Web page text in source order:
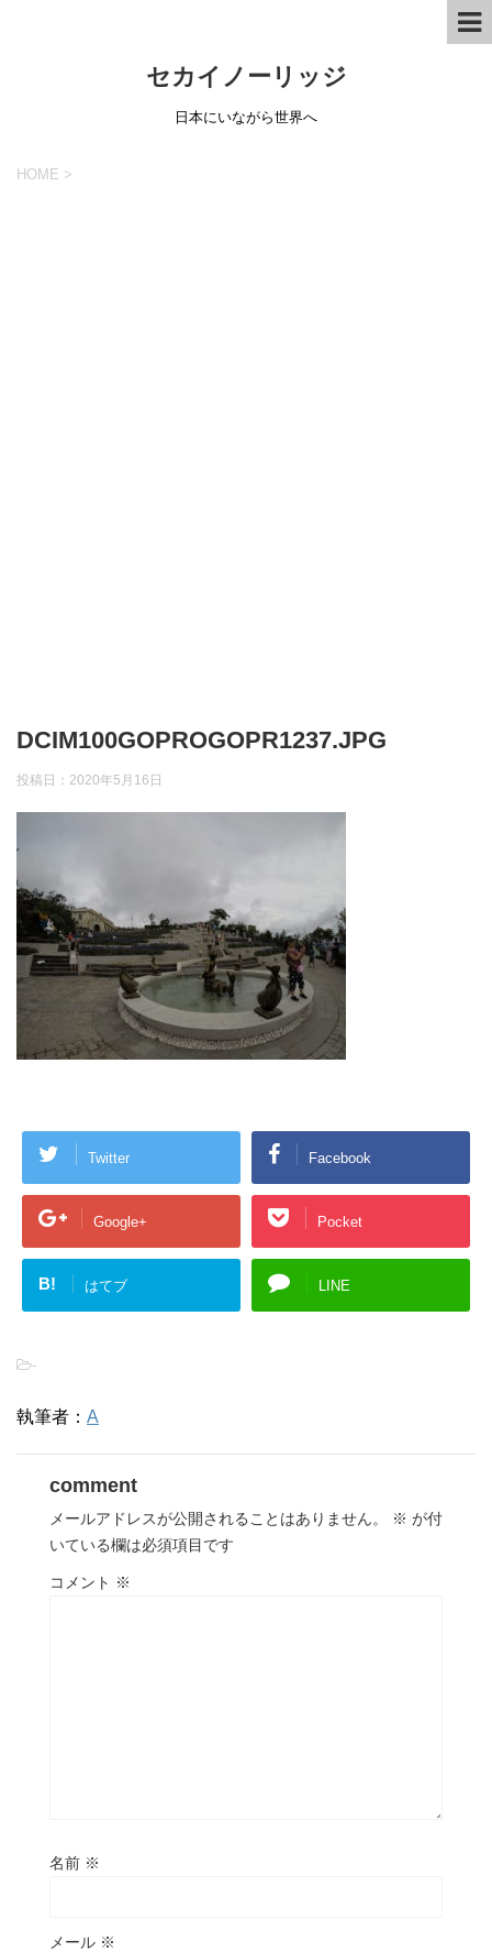
セカイノーリッジ
日本にいながら世界へ
HOME >
DCIM100GOPROGOPR1237.JPG
投稿日： 2020年5月16日
Twitter Facebook
Google+ Pocket
B! はてブ LINE
-
執筆者： A
comment
メールアドレスが公開されることはありません。 ※ が付
いている欄は必須項目です
コメント ※
名前 ※
メール ※